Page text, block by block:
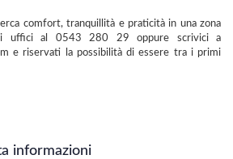
comfort, tranquillità e praticità in una zona
uffici al 0543 280 29 oppure scrivici a
e riservati la possibilità di essere tra i primi
informazioni